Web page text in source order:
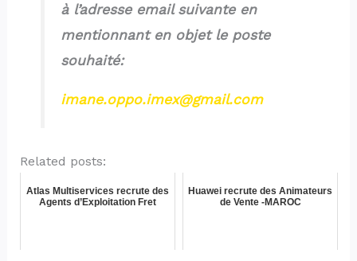
à l’adresse email suivante en
mentionnant en objet le poste
souhaité:
imane.oppo.imex@gmail.com
Related posts:
Atlas Multiservices recrute des
Agents d’Exploitation Fret
Huawei recrute des Animateurs
de Vente -MAROC